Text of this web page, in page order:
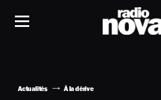
Actualités À la dérive